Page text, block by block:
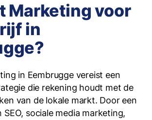
Marketing voor
in
in Eembrugge vereist een
die rekening houdt met de
van de lokale markt. Door een
sociale media marketing,